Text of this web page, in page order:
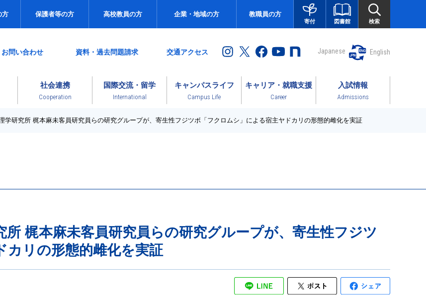
方 保護者等の方 高校教員の方 企業・地域の方 教職員の方
寄付 図書館 検索
お問い合わせ 資料・過去問題請求 交通アクセス Japanese English
社会連携
Cooperation
国際交流・留学
International
キャンパスライフ
Campus Life
キャリア・就職支援
Career
入試情報
Admissions
学研究所 梶本麻未客員研究員らの研究グループが、寄生性フジツボ「フクロムシ」による宿主ヤドカリの形態的雌化を実証
梶本麻未客員研究員らの研究グループが、寄生性フジツ
カリの形態的雌化を実証